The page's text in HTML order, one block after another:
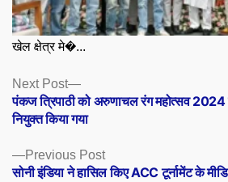
खेल क्षेत्र मे�...
Posts
navigation
Previous PostPrevious
post:
सोनी इंडिया ने हासिल किए ACC टूर्नामेंट के
Next Post
Next
post:
पंकज त्रिपाठी को अरुणाचल रंग महोत्सव 2024
नियुक्त किया गया